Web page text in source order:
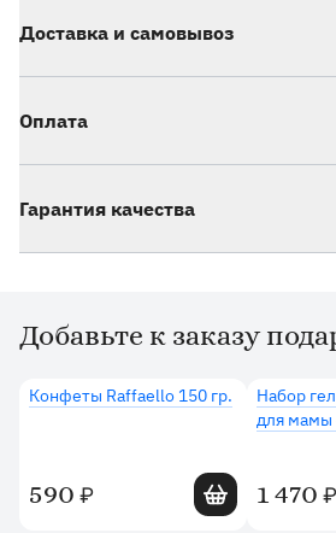
Доставка и самовывоз
Оплата
Гарантия качества
Дополнительные товары
Добавьте к заказу
Конфеты Raffaello 150 гр.
590 ₽ Добавить в
Набор
для
1 470 ₽